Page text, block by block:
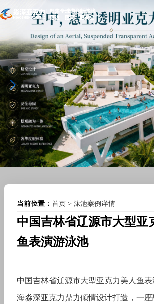
当前位置： 首页 > 泳池案例详情
中国吉林省辽源市大型亚
鱼表演游泳池
中国吉林省辽源市大型亚克力美人鱼表
海淼深亚克力鼎力倾情设计打造，一